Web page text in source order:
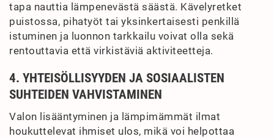
tapa nauttia lämpenevästä säästä. Kävelyretket
puistossa, pihatyöt tai yksinkertaisesti penkillä
istuminen ja luonnon tarkkailu voivat olla sekä
rentouttavia että virkistäviä aktiviteetteja.
4. YHTEISÖLLISYYDEN JA SOSIAALISTEN
SUHTEIDEN VAHVISTAMINEN
Valon lisääntyminen ja lämpimämmät ilmat
houkuttelevat ihmiset ulos, mikä voi helpottaa